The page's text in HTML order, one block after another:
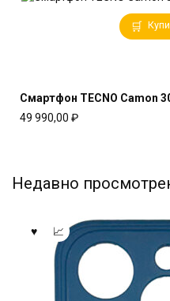
Смартфон TECNO Camon
49 990,00 ₽
Недавно